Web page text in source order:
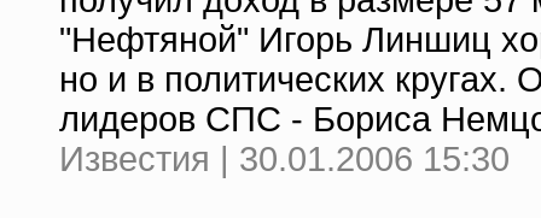
"Нефтяной" Игорь Линшиц
но и в политических кругах.
лидеров СПС - Бориса
Известия | 30.01.2006 15:30